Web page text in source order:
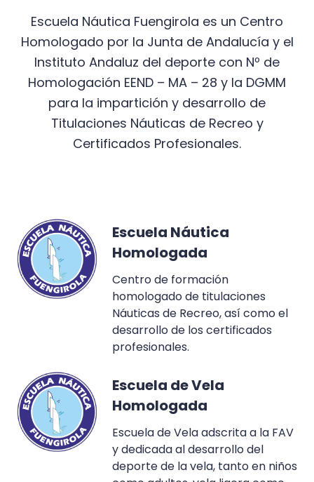
Escuela Náutica Fuengirola es un Centro
Homologado por la Junta de Andalucía y el
Instituto Andaluz del deporte con Nº de
Homologación EEND – MA – 28 y la DGMM
para la impartición y desarrollo de
Titulaciones Náuticas de Recreo y
Certificados Profesionales.
Escuela Náutica
Homologada
Centro de formación
homologado de titulaciones
Náuticas de Recreo, así como el
desarrollo de los certificados
profesionales.
Escuela de Vela
Homologada
Escuela de Vela adscrita a la FAV
y dedicada al desarrollo del
deporte de la vela, tanto en niños